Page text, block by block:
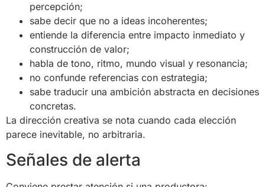
percepción;
sabe decir que no a ideas incoherentes;
entiende la diferencia entre impacto inmediato y
construcción de valor;
habla de tono, ritmo, mundo visual y resonancia;
no confunde referencias con estrategia;
sabe traducir una ambición abstracta en decisiones
concretas.
La dirección creativa se nota cuando cada elección
parece inevitable, no arbitraria.
Señales de alerta